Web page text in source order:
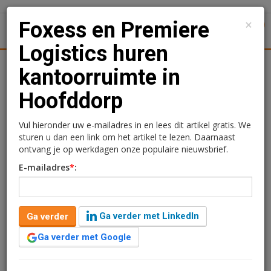
Juridisch | Fiscaal Transacties
Foxess en Premiere
Logistics huren
kantoorruimte in
Hoofddorp
Redactie
7 mei 2026 om 12:45
3 maanden geleden aangepast
1 minuut leestijd
Foxess.charger Netherlands en Premiere
×
Foxess en Premiere
Logistics huren
kantoorruimte in
Hoofddorp
Vul hieronder uw e-mailadres in en lees dit artikel gratis. We
sturen u dan een link om het artikel te lezen. Daarnaast
ontvang je op werkdagen onze populaire nieuwsbrief.
E-mailadres*:
Ga verder
Ga verder met LinkedIn
Ga verder met Google